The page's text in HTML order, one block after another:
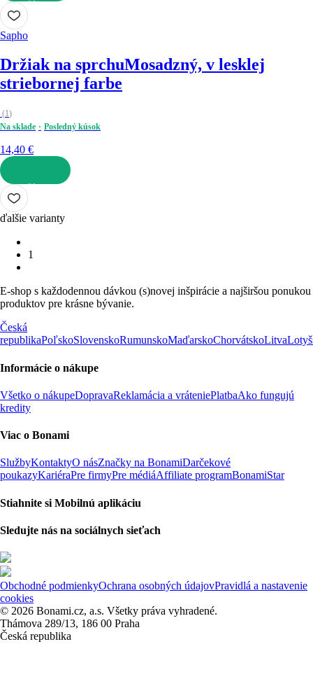
DO KOŠÍKA
Sapho
Držiak na sprchuMosadzný, v lesklej
striebornej farbe
(1)
Na sklade
Posledný kúsok
14,40 €
DO KOŠÍKA
ďalšie varianty
1
E-shop s každodennou dávkou (s)novej inšpirácie a najširšou ponukou
produktov pre krásne bývanie.
Česká
republikaPoľskoSlovenskoRumunskoMaďarskoChorvátskoLitva
Informácie o nákupe
Všetko o nákupeDopravaReklamácia a vráteniePlatbaAko fungujú
kredity
Viac o Bonami
SlužbyKontaktyO násZnačky na BonamiDarčekové
poukazyKariéraPre firmyPre médiáAffiliate programBonamiStar
Stiahnite si Mobilnú aplikáciu
Sledujte nás na sociálnych sieťach
Obchodné podmienkyOchrana osobných údajovPravidlá a nastavenie
cookies
© 2026 Bonami.cz, a.s. Všetky práva vyhradené.
Thámova 289/13, 186 00 Praha
Česká republika